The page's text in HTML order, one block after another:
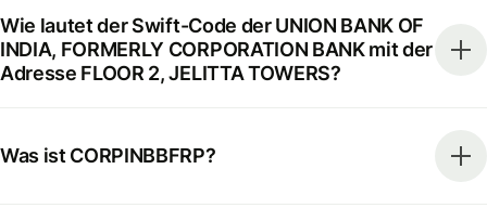
Wie lautet der Swift-Code der UNION BANK OF
INDIA, FORMERLY CORPORATION BANK mit der
Adresse FLOOR 2, JELITTA TOWERS?
Was ist CORPINBBFRP?